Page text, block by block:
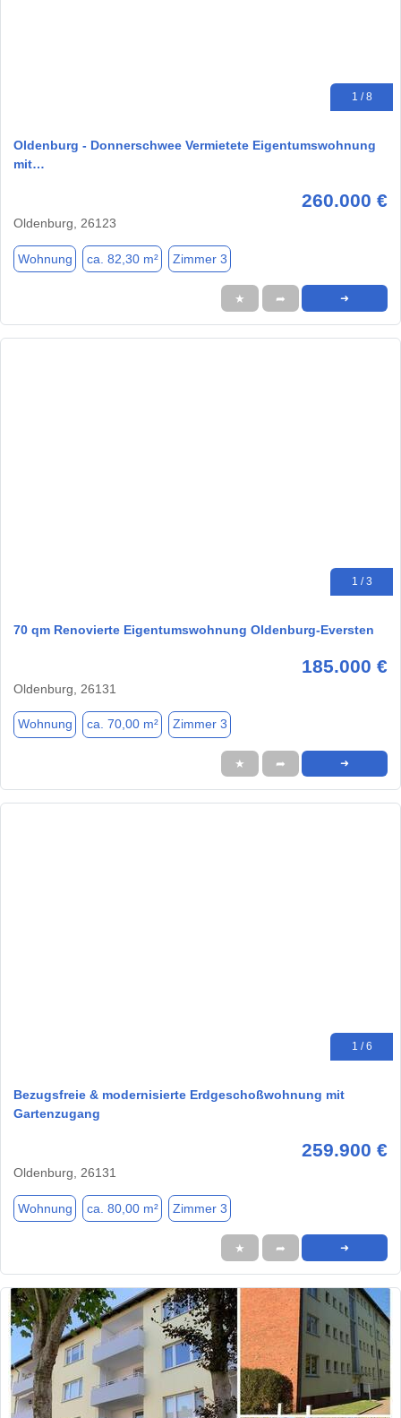
1 / 8
Oldenburg - Donnerschwee Vermietete Eigentumswohnung
mit…
260.000 €
Oldenburg, 26123
Wohnung ca. 82,30 m² Zimmer 3
★ ➦ ➜
1 / 3
70 qm Renovierte Eigentumswohnung Oldenburg-Eversten
185.000 €
Oldenburg, 26131
Wohnung ca. 70,00 m² Zimmer 3
★ ➦ ➜
1 / 6
Bezugsfreie & modernisierte Erdgeschoßwohnung mit
Gartenzugang
259.900 €
Oldenburg, 26131
Wohnung ca. 80,00 m² Zimmer 3
★ ➦ ➜